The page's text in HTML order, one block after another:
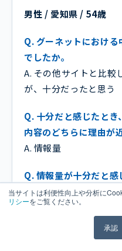
当サイトは利便性向上や分析に
リシーをご覧ください。
承認
男性 / 愛知県 / 54歳
Q. グーネットにおけ
でしたか。
A. その他サイトと比較
が、十分だったと思う
Q. 十分だと感じたと
内容のどちらに理由が
A. 情報量
Q. 情報量が十分だと
報（例：掲載台数・写
りましたか？
調査時期：2025年12月